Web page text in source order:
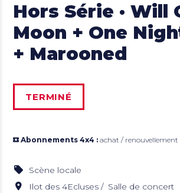
Hors Série · Will
Moon + One
+ Marooned
TERMINÉ
Abonnements 4x4 : achat / renouvellement
Scène locale
Ilot des 4Ecluses
Salle de concert